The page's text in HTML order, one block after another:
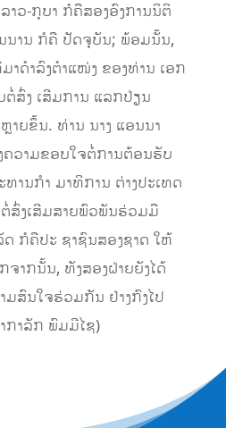
າວ-ກຸບາ ກໍຄືສອງອົງການນິຕິ
ານ ກໍຄື ປັດຈຸບັນ; ພ້ອມນັ້ນ,
າດຳລົງຕຳແໜ່ງ ຂອງທ່ານ ເອກ
ສົ່ງ ເສີມການ ແລກປ່ຽນ
ຍຂຶ້ນ. ທ່ານ ນາງ ແອນນາ
ຄວາມຂອບໃຈຕໍ່ການຕ້ອນຮັບ
ານກຳ ມາທິການ ຕ່າງປະເທດ
ສົ່ງເສີມສາຍພົວພັນຮ່ວມມື
ກໍຄືປະ ຊາຊົນສອງຊາດ ໃຫ້
າກນັ້ນ, ທັງສອງຝ່າຍຍັງໄດ້
ສົນໃຈຮ່ວມກັນ ຢ່າງກົງໄປ
ກາລັກ ພົມມີໄຊ)